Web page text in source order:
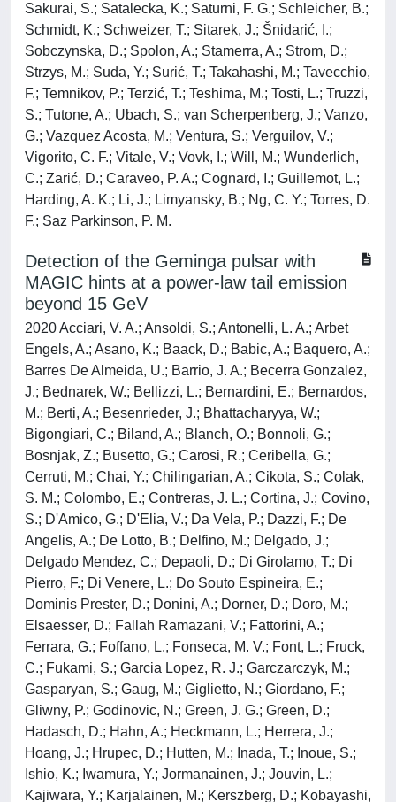
Sakurai, S.; Satalecka, K.; Saturni, F. G.; Schleicher, B.;
Schmidt, K.; Schweizer, T.; Sitarek, J.; Šnidarić, I.;
Sobczynska, D.; Spolon, A.; Stamerra, A.; Strom, D.;
Strzys, M.; Suda, Y.; Surić, T.; Takahashi, M.; Tavecchio,
F.; Temnikov, P.; Terzić, T.; Teshima, M.; Tosti, L.; Truzzi,
S.; Tutone, A.; Ubach, S.; van Scherpenberg, J.; Vanzo,
G.; Vazquez Acosta, M.; Ventura, S.; Verguilov, V.;
Vigorito, C. F.; Vitale, V.; Vovk, I.; Will, M.; Wunderlich,
C.; Zarić, D.; Caraveo, P. A.; Cognard, I.; Guillemot, L.;
Harding, A. K.; Li, J.; Limyansky, B.; Ng, C. Y.; Torres, D.
F.; Saz Parkinson, P. M.
Detection of the Geminga pulsar with
MAGIC hints at a power-law tail emission
beyond 15 GeV
2020 Acciari, V. A.; Ansoldi, S.; Antonelli, L. A.; Arbet
Engels, A.; Asano, K.; Baack, D.; Babic, A.; Baquero, A.;
Barres De Almeida, U.; Barrio, J. A.; Becerra Gonzalez,
J.; Bednarek, W.; Bellizzi, L.; Bernardini, E.; Bernardos,
M.; Berti, A.; Besenrieder, J.; Bhattacharyya, W.;
Bigongiari, C.; Biland, A.; Blanch, O.; Bonnoli, G.;
Bosnjak, Z.; Busetto, G.; Carosi, R.; Ceribella, G.;
Cerruti, M.; Chai, Y.; Chilingarian, A.; Cikota, S.; Colak,
S. M.; Colombo, E.; Contreras, J. L.; Cortina, J.; Covino,
S.; D'Amico, G.; D'Elia, V.; Da Vela, P.; Dazzi, F.; De
Angelis, A.; De Lotto, B.; Delfino, M.; Delgado, J.;
Delgado Mendez, C.; Depaoli, D.; Di Girolamo, T.; Di
Pierro, F.; Di Venere, L.; Do Souto Espineira, E.;
Dominis Prester, D.; Donini, A.; Dorner, D.; Doro, M.;
Elsaesser, D.; Fallah Ramazani, V.; Fattorini, A.;
Ferrara, G.; Foffano, L.; Fonseca, M. V.; Font, L.; Fruck,
C.; Fukami, S.; Garcia Lopez, R. J.; Garczarczyk, M.;
Gasparyan, S.; Gaug, M.; Giglietto, N.; Giordano, F.;
Gliwny, P.; Godinovic, N.; Green, J. G.; Green, D.;
Hadasch, D.; Hahn, A.; Heckmann, L.; Herrera, J.;
Hoang, J.; Hrupec, D.; Hutten, M.; Inada, T.; Inoue, S.;
Ishio, K.; Iwamura, Y.; Jormanainen, J.; Jouvin, L.;
Kajiwara, Y.; Karjalainen, M.; Kerszberg, D.; Kobayashi,